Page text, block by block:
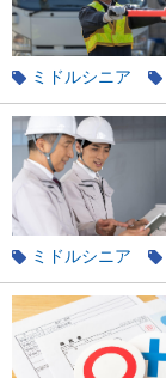
ミドルシニア
警備
ミドルシニア